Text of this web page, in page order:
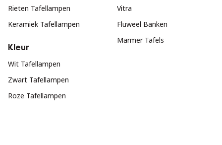
Rieten Tafellampen
Keramiek Tafellampen
Kleur
Wit Tafellampen
Zwart Tafellampen
Roze Tafellampen
Vitra
Fluweel Banken
Marmer Tafels